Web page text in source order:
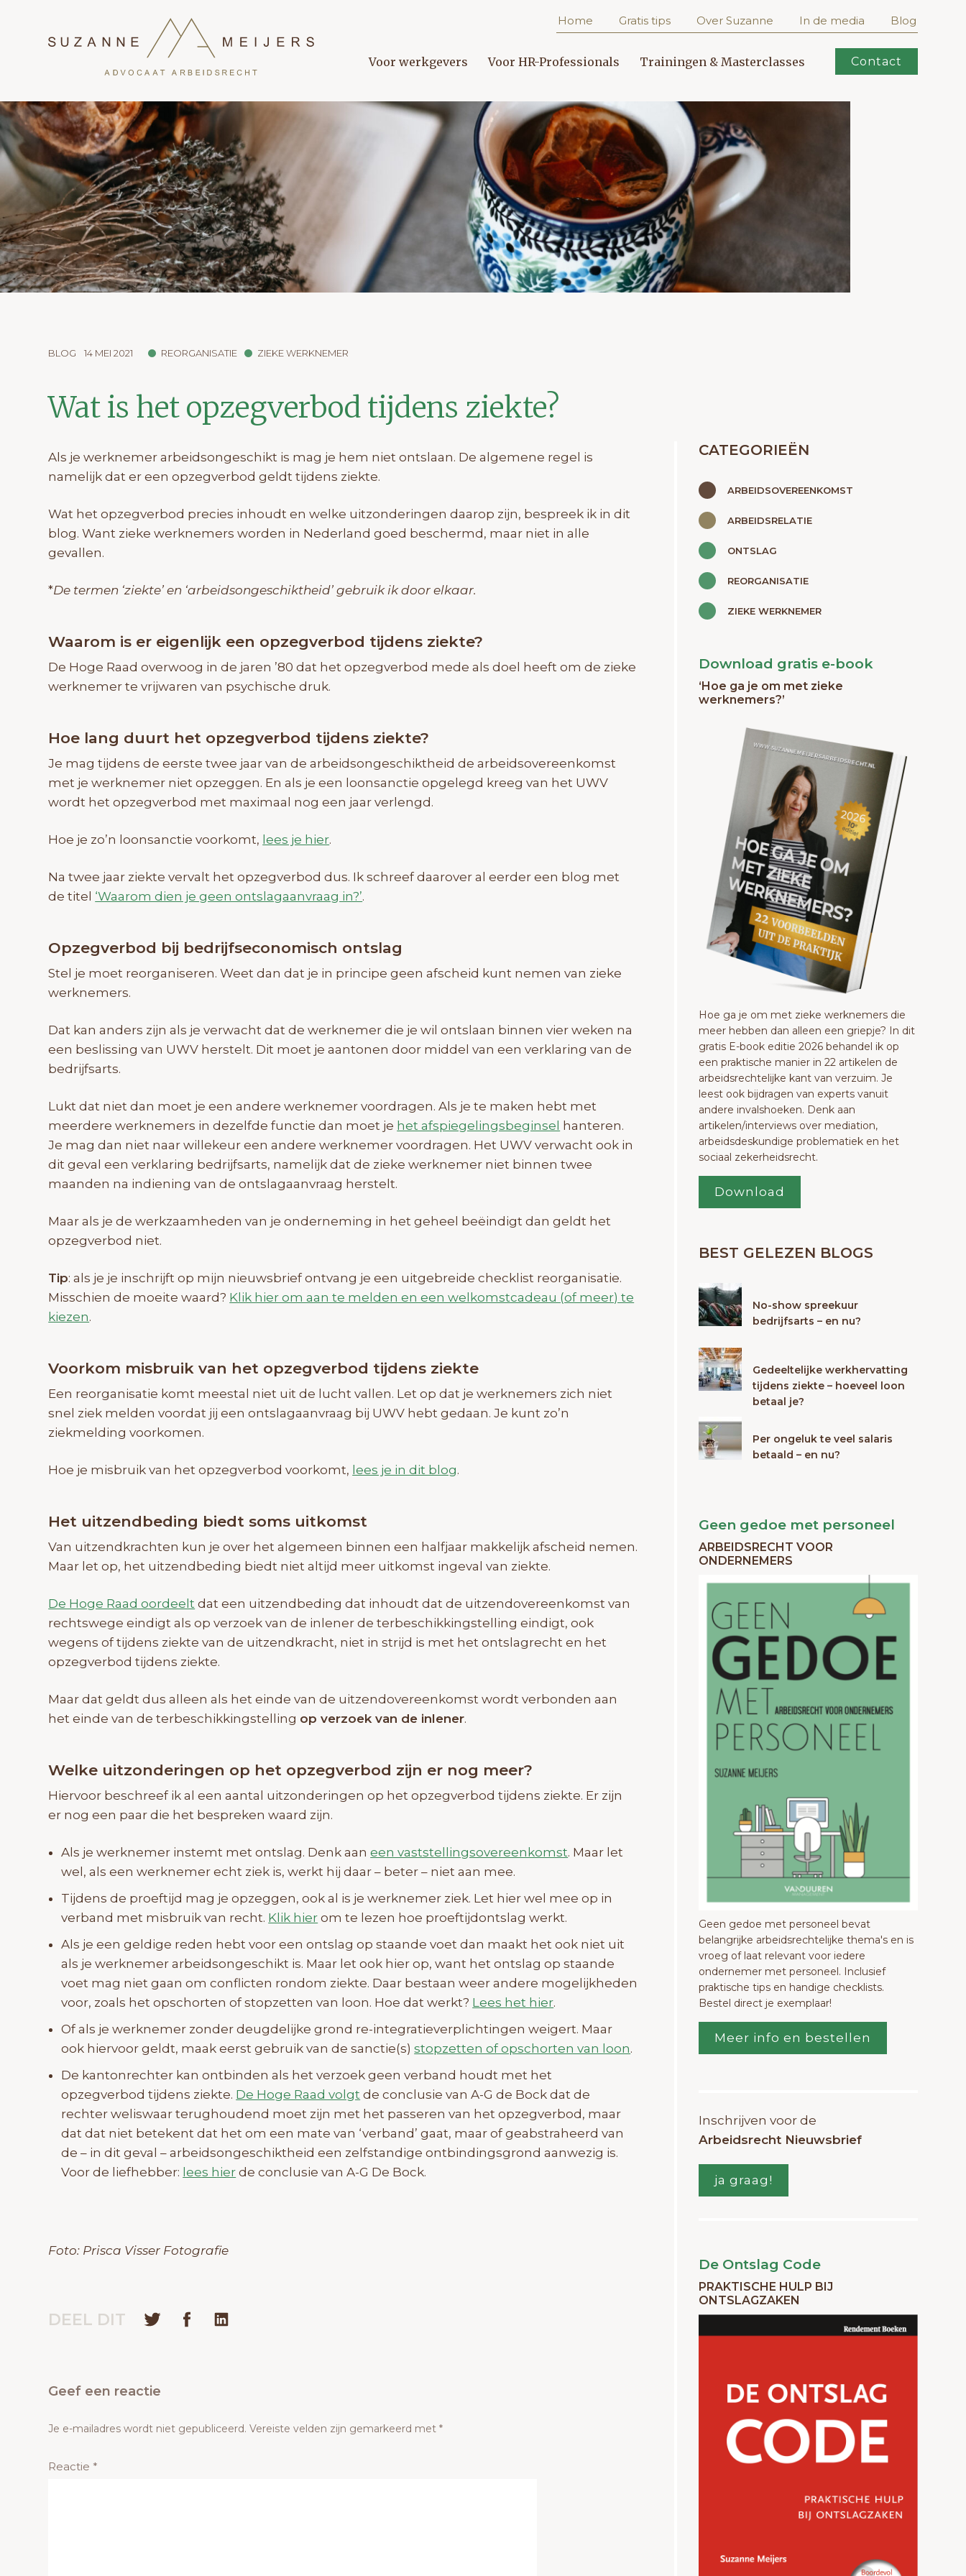
Home Gratis tips Over Suzanne In de media Blog
Voor werkgevers Voor HR-Professionals Trainingen & Masterclasses Contact
BLOG 14 MEI 2021 REORGANISATIE ZIEKE WERKNEMER
Wat is het opzegverbod tijdens ziekte?
Als je werknemer arbeidsongeschikt is mag je hem niet ontslaan. De algemene regel is
namelijk dat er een opzegverbod geldt tijdens ziekte.
Wat het opzegverbod precies inhoudt en welke uitzonderingen daarop zijn, bespreek ik in dit
blog. Want zieke werknemers worden in Nederland goed beschermd, maar niet in alle
gevallen.
*De termen ‘ziekte’ en ‘arbeidsongeschiktheid’ gebruik ik door elkaar.
Waarom is er eigenlijk een opzegverbod tijdens ziekte?
De Hoge Raad overwoog in de jaren ’80 dat het opzegverbod mede als doel heeft om de zieke
werknemer te vrijwaren van psychische druk.
Hoe lang duurt het opzegverbod tijdens ziekte?
Je mag tijdens de eerste twee jaar van de arbeidsongeschiktheid de arbeidsovereenkomst
met je werknemer niet opzeggen. En als je een loonsanctie opgelegd kreeg van het UWV
wordt het opzegverbod met maximaal nog een jaar verlengd.
Hoe je zo’n loonsanctie voorkomt, lees je hier.
Na twee jaar ziekte vervalt het opzegverbod dus. Ik schreef daarover al eerder een blog met
de titel ‘Waarom dien je geen ontslagaanvraag in?’.
Opzegverbod bij bedrijfseconomisch ontslag
Stel je moet reorganiseren. Weet dan dat je in principe geen afscheid kunt nemen van zieke
werknemers.
Dat kan anders zijn als je verwacht dat de werknemer die je wil ontslaan binnen vier weken na
een beslissing van UWV herstelt. Dit moet je aantonen door middel van een verklaring van de
bedrijfsarts.
Lukt dat niet dan moet je een andere werknemer voordragen. Als je te maken hebt met
meerdere werknemers in dezelfde functie dan moet je het afspiegelingsbeginsel hanteren.
Je mag dan niet naar willekeur een andere werknemer voordragen. Het UWV verwacht ook in
dit geval een verklaring bedrijfsarts, namelijk dat de zieke werknemer niet binnen twee
maanden na indiening van de ontslagaanvraag herstelt.
Maar als je de werkzaamheden van je onderneming in het geheel beëindigt dan geldt het
opzegverbod niet.
Tip: als je je inschrijft op mijn nieuwsbrief ontvang je een uitgebreide checklist reorganisatie.
Misschien de moeite waard? Klik hier om aan te melden en een welkomstcadeau (of meer) te
kiezen.
Voorkom misbruik van het opzegverbod tijdens ziekte
Een reorganisatie komt meestal niet uit de lucht vallen. Let op dat je werknemers zich niet
snel ziek melden voordat jij een ontslagaanvraag bij UWV hebt gedaan. Je kunt zo’n
ziekmelding voorkomen.
Hoe je misbruik van het opzegverbod voorkomt, lees je in dit blog.
Het uitzendbeding biedt soms uitkomst
Van uitzendkrachten kun je over het algemeen binnen een halfjaar makkelijk afscheid nemen.
Maar let op, het uitzendbeding biedt niet altijd meer uitkomst ingeval van ziekte.
De Hoge Raad oordeelt dat een uitzendbeding dat inhoudt dat de uitzendovereenkomst van
rechtswege eindigt als op verzoek van de inlener de terbeschikkingstelling eindigt, ook
wegens of tijdens ziekte van de uitzendkracht, niet in strijd is met het ontslagrecht en het
opzegverbod tijdens ziekte.
Maar dat geldt dus alleen als het einde van de uitzendovereenkomst wordt verbonden aan
het einde van de terbeschikkingstelling op verzoek van de inlener.
Welke uitzonderingen op het opzegverbod zijn er nog meer?
Hiervoor beschreef ik al een aantal uitzonderingen op het opzegverbod tijdens ziekte. Er zijn
er nog een paar die het bespreken waard zijn.
Als je werknemer instemt met ontslag. Denk aaneen vaststellingsovereenkomst. Maar let
wel, als een werknemer echt ziek is, werkt hij daar – beter – niet aan mee.
Tijdens de proeftijd mag je opzeggen, ook al is je werknemer ziek. Let hier wel mee op in
verband met misbruik van recht. Klik hier om te lezen hoe proeftijdontslag werkt.
Als je een geldige reden hebt voor een ontslag op staande voet dan maakt het ook niet uit
als je werknemer arbeidsongeschikt is. Maar let ook hier op, want het ontslag op staande
voet mag niet gaan om conflicten rondom ziekte. Daar bestaan weer andere mogelijkheden
voor, zoals het opschorten of stopzetten van loon. Hoe dat werkt? Lees het hier.
Of als je werknemer zonder deugdelijke grond re-integratieverplichtingen weigert. Maar
ook hiervoor geldt, maak eerst gebruik van de sanctie(s)stopzetten of opschorten van loon.
De kantonrechter kan ontbinden als het verzoek geen verband houdt met het
opzegverbod tijdens ziekte. De Hoge Raad volgt de conclusie van A-G de Bock dat de
rechter weliswaar terughoudend moet zijn met het passeren van het opzegverbod, maar
dat dat niet betekent dat het om een mate van ‘verband’ gaat, maar of geabstraheerd van
de – in dit geval – arbeidsongeschiktheid een zelfstandige ontbindingsgrond aanwezig is.
Voor de liefhebber: lees hier de conclusie van A-G De Bock.
Foto: Prisca Visser Fotografie
DEEL DIT
Geef een reactie
Je e-mailadres wordt niet gepubliceerd. Vereiste velden zijn gemarkeerd met*
Reactie *
CATEGORIEËN
ARBEIDSOVEREENKOMST
ARBEIDSRELATIE
ONTSLAG
REORGANISATIE
ZIEKE WERKNEMER
Download gratis e-book
‘Hoe ga je om met zieke
werknemers?’
Hoe ga je om met zieke werknemers die
meer hebben dan alleen een griepje? In dit
gratis E-book editie 2026 behandel ik op
een praktische manier in 22 artikelen de
arbeidsrechtelijke kant van verzuim. Je
leest ook bijdragen van experts vanuit
andere invalshoeken. Denk aan
artikelen/interviews over mediation,
arbeidsdeskundige problematiek en het
sociaal zekerheidsrecht.
Download
BEST GELEZEN BLOGS
No-show spreekuur
bedrijfsarts – en nu?
Gedeeltelijke werkhervatting
tijdens ziekte – hoeveel loon
betaal je?
Per ongeluk te veel salaris
betaald – en nu?
Geen gedoe met personeel
ARBEIDSRECHT VOOR
ONDERNEMERS
Geen gedoe met personeel bevat
belangrijke arbeidsrechtelijke thema's en is
vroeg of laat relevant voor iedere
ondernemer met personeel. Inclusief
praktische tips en handige checklists.
Bestel direct je exemplaar!
Meer info en bestellen
Inschrijven voor de
Arbeidsrecht Nieuwsbrief
ja graag!
De Ontslag Code
PRAKTISCHE HULP BIJ
ONTSLAGZAKEN